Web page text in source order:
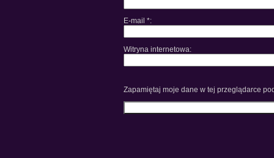
E-mail *
Witryna internetowa
Zapamiętaj moje dane w tej przeglądarce